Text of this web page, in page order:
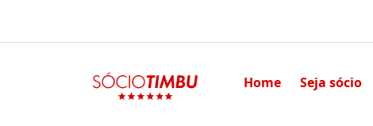
Home Seja sócio